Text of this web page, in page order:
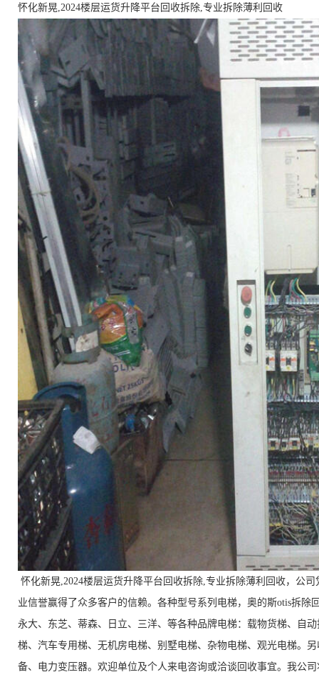
怀化新晃,2024楼层运货升降平台回收拆除,专业拆除薄利回收
怀化新晃,2024楼层运货升降平台回收拆除,专业拆除薄利回收，公
业信誉赢得了众多客户的信赖。各种型号系列电梯，奥的斯otis拆
永大、东芝、蒂森、日立、三洋、等各种品牌电梯：载物货梯、自
梯、汽车专用梯、无机房电梯、别墅电梯、杂物电梯、观光电梯。
备、电力变压器。欢迎单位及个人来电咨询或洽谈回收事宜。我公